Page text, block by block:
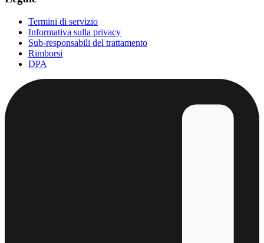
Termini di servizio
Informativa sulla privacy
Sub-responsabili del trattamento
Rimborsi
DPA